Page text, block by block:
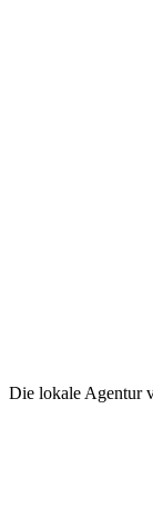
Die lokale Agentur